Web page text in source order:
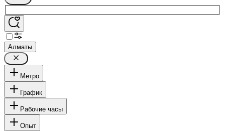
Алматы
Метро
График
Рабочие часы
Опыт